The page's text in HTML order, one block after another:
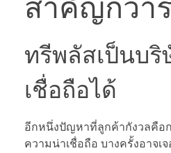
ทรีพลัสเป็นบ
เชื่อถือได้
อีกหนึ่งปัญหาที่ลูกค้ากังวลคือ
ความน่าเชื่อถือ บางครั้งอาจเ